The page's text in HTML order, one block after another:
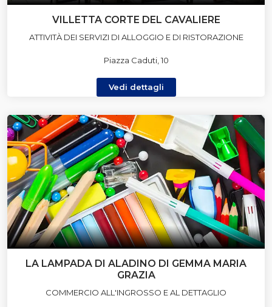
VILLETTA CORTE DEL CAVALIERE
ATTIVITÀ DEI SERVIZI DI ALLOGGIO E DI RISTORAZIONE
Piazza Caduti, 10
Vedi dettagli
LA LAMPADA DI ALADINO DI GEMMA MARIA
GRAZIA
COMMERCIO ALL'INGROSSO E AL DETTAGLIO